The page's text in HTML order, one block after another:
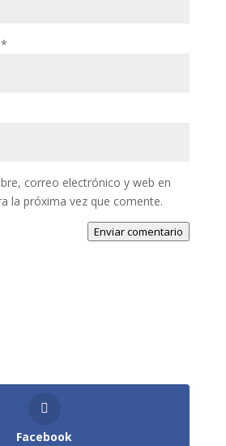
*
correo electrónico y web en
la próxima vez que comente.
Enviar comentario
Facebook